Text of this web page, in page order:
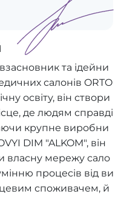
та ідейни
салонів ORTO
освіту, він створи
де людям справді
крупне виробни
DIM "ALKOM", він
власну мережу сало
процесів від ви
споживачем, й